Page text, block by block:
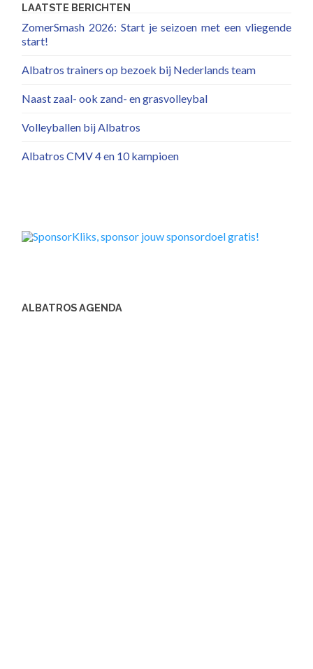
LAATSTE BERICHTEN
ZomerSmash 2026: Start je seizoen met een vliegende
start!
Albatros trainers op bezoek bij Nederlands team
Naast zaal- ook zand- en grasvolleybal
Volleyballen bij Albatros
Albatros CMV 4 en 10 kampioen
ALBATROS AGENDA